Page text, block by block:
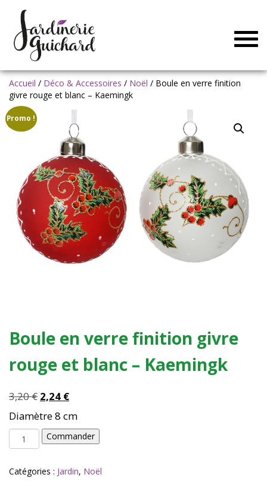
Accueil / Déco & Accessoires / Noël / Boule en verre finition
givre rouge et blanc – Kaemingk
Promo !
Boule en verre finition givre
rouge et blanc – Kaemingk
3,20€ Le
prix
initial
était :
2,24 €Le
actuel
est :
Diamètre 8 cm
quantité
de
en
Commander
Catégories : Jardin, Noël